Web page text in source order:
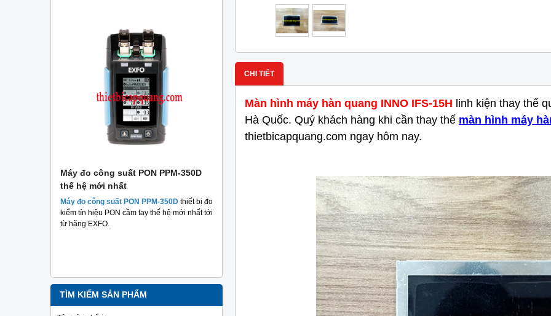
Máy đo công suất PON PPM-350D
thế hệ mới nhất
Máy đo công suất PON PPM-350D thiết bị đo
kiểm tín hiệu PON cầm tay thế hệ mới nhất tới
từ hãng EXFO.
Plus TriBrer – Giải pháp kiểm tra
tuyến quang chính xác, chuyên
Máy đo cáp quang OTDR APL-2 Plus
– Giải pháp kiểm tra tuyến quang
chính xác, chuyên nghiệp hiện nay.
Giải pháp đột phá cho đo kiểm
mạng cáp quang
Máy đo OTDR EXFO MAX-730D Giải pháp
đột phá cho đo kiểm mạng cáp quang hiện
nay tại Việt Nam.
TÌM KIẾM SẢN PHẨM
CHI TIẾT
Màn hình máy hàn quang INNO IFS-15H linh kiện thay thế
Hà Quốc. Quý khách hàng khi cần thay thế màn hình máy
thietbicapquang.com ngay hôm nay.